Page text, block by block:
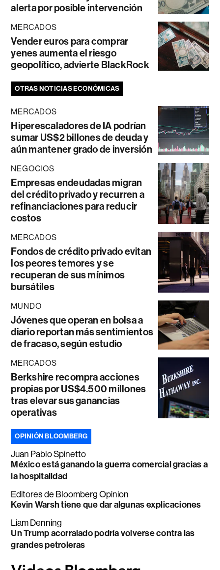
alerta por posible intervención
MERCADOS
Vender euros para comprar
yenes aumenta el riesgo
geopolítico, advierte BlackRock
OTRAS NOTICIAS ECONÓMICAS
MERCADOS
Hiperescaladores de IA podrían
sumar US$2 billones de deuda y
aún mantener grado de inversión
NEGOCIOS
Empresas endeudadas migran
del crédito privado y recurren a
refinanciaciones para reducir
costos
MERCADOS
Fondos de crédito privado evitan
los peores temores y se
recuperan de sus mínimos
bursátiles
MUNDO
Jóvenes que operan en bolsa a
diario reportan más sentimientos
de fracaso, según estudio
MERCADOS
Berkshire recompra acciones
propias por US$4.500 millones
tras elevar sus ganancias
operativas
OPINIÓN BLOOMBERG
Juan Pablo Spinetto
México está ganando la guerra comercial gracias a
la hospitalidad
Editores de Bloomberg Opinion
Kevin Warsh tiene que dar algunas explicaciones
Liam Denning
Un Trump acorralado podría volverse contra las
grandes petroleras